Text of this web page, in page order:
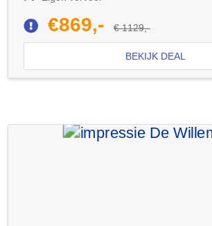
€869,- € 1129,-
BEKIJK DEAL